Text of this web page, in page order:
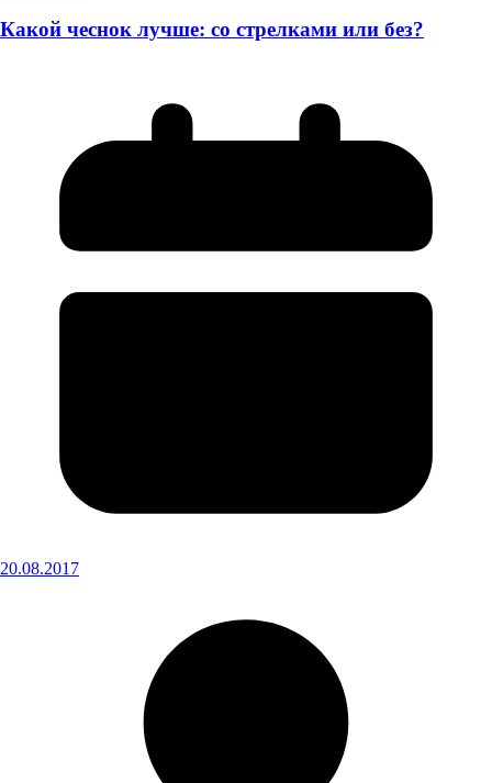
Какой чеснок лучше: со стрелками или без?
20.08.2017